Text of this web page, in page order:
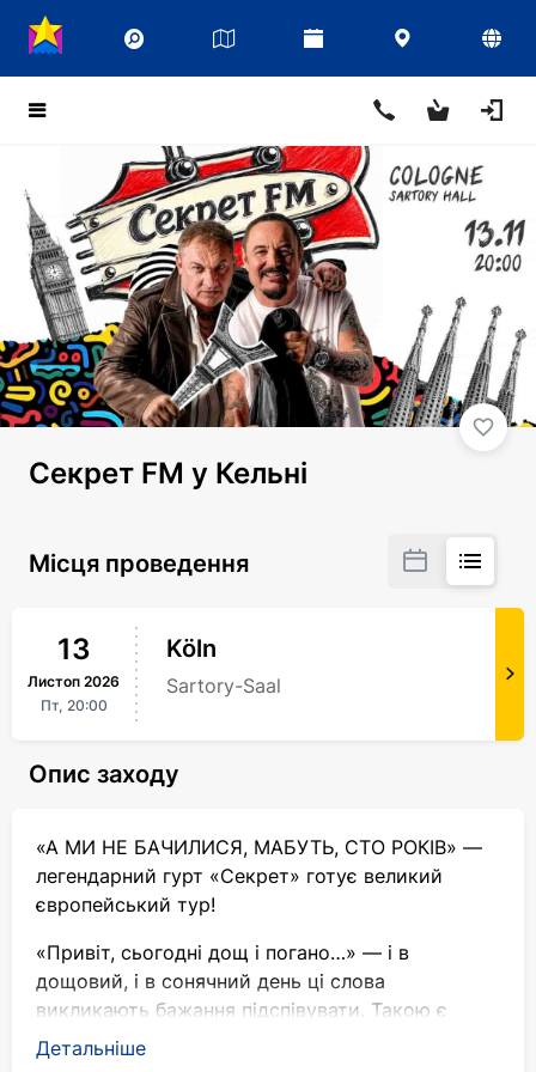
Секрет FM у Кельні
Місця проведення
13
Листоп 2026
Пт, 20:00
Köln
Sartory-Saal
Опис заходу
«А МИ НЕ БАЧИЛИСЯ, МАБУТЬ, СТО РОКІВ» —
легендарний гурт «Секрет» готує великий
європейський тур!
«Привіт, сьогодні дощ і погано…» — і в
дощовий, і в сонячний день ці слова
викликають бажання підспівувати. Такою є
особливість хітів гурту «Секрет», що зробила
Детальніше